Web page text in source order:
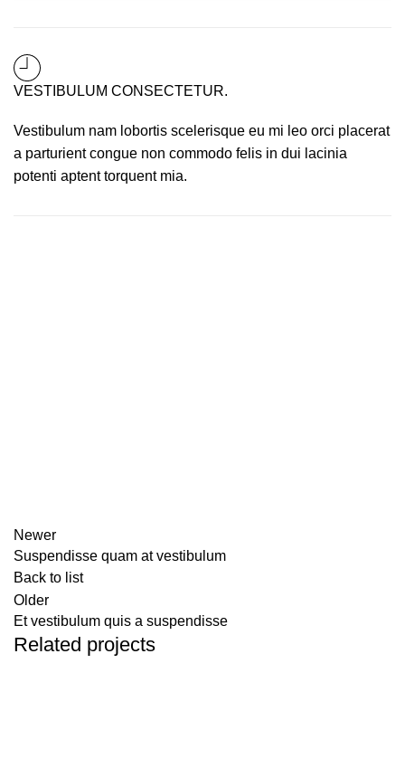
VESTIBULUM CONSECTETUR.
Vestibulum nam lobortis scelerisque eu mi leo orci placerat
a parturient congue non commodo felis in dui lacinia
potenti aptent torquent mia.
Newer
Suspendisse quam at vestibulum
Back to list
Older
Et vestibulum quis a suspendisse
Related projects